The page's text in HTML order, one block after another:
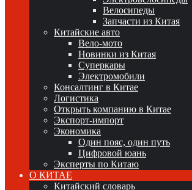
Велосипеды
Запчасти из Китая
Китайские авто
Вело-мото
Новинки из Китая
Суперкары
Электромобили
Консалтинг в Китае
Логистика
Открыть компанию в Китае
Экспорт-импорт
Экономика
Один пояс, один путь
Цифровой юань
Эксперты по Китаю
О КИТАЕ
Китайский словарь